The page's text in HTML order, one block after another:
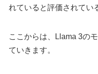
れていると評価されてい
ここからは、Llama 3の
ていきます。